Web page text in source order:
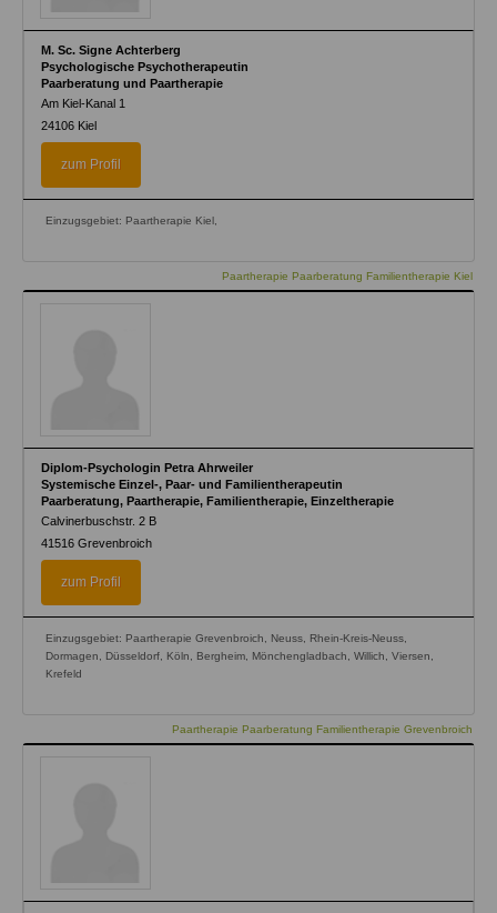
M. Sc. Signe Achterberg
Psychologische Psychotherapeutin
Paarberatung und Paartherapie
Am Kiel-Kanal 1
24106 Kiel
zum Profil
Einzugsgebiet: Paartherapie Kiel,
Paartherapie Paarberatung Familientherapie Kiel
Diplom-Psychologin Petra Ahrweiler
Systemische Einzel-, Paar- und Familientherapeutin
Paarberatung, Paartherapie, Familientherapie, Einzeltherapie
Calvinerbuschstr. 2 B
41516 Grevenbroich
zum Profil
Einzugsgebiet: Paartherapie Grevenbroich, Neuss, Rhein-Kreis-Neuss,
Dormagen, Düsseldorf, Köln, Bergheim, Mönchengladbach, Willich, Viersen,
Krefeld
Paartherapie Paarberatung Familientherapie Grevenbroich